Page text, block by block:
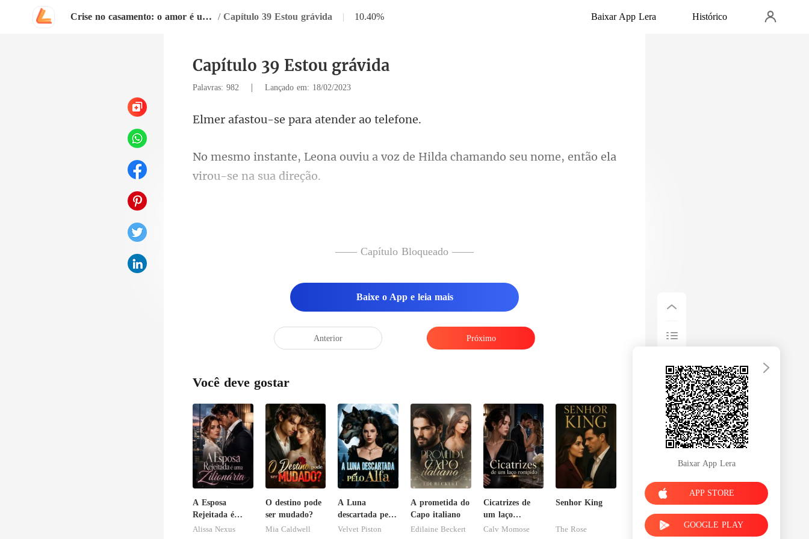
Crise no casamento: o amor é uma armadilha? / Capítulo 39 Estou grávida | 10.40% Baixar App Lera Histórico
Capítulo 39 Estou grávida
Palavras: 982 | Lançado em: 18/02/2023
se para atende
voz de Hilda chamando seu nome, e
—— Capítulo Bloqueado ——
Baixe o App e leia mais
Anterior Próximo
Você deve gostar
A Esposa
Rejeitada é
uma Zilionária
Alissa Nexus
O destino pode
ser mudado?
Mia Caldwell
A Luna
descartada pelo
Alfa
Velvet Piston
A prometida do
Capo italiano
Edilaine Beckert
Cicatrizes de
um laço
rompido
Calv Momose
Senhor King
The Rose
Baixar App Lera
APP STORE
GOOGLE PLAY